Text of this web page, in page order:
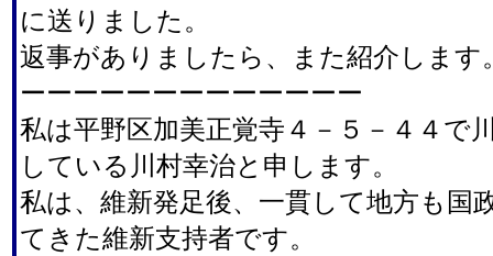
に送りました。
返事がありましたら、また紹介します
ーーーーーーーーーーーーー
私は平野区加美正覚寺４－５－４４で
している川村幸治と申します。
私は、維新発足後、一貫して地方も国
てきた維新支持者です。